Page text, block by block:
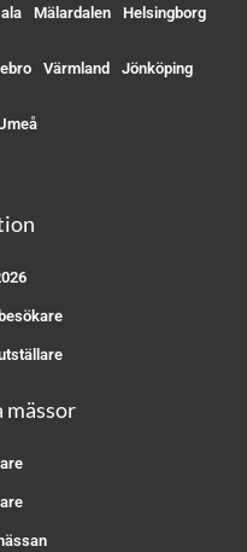
Mälardalen Helsingborg
Värmland Jönköping
mässor